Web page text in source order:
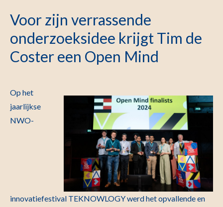
Voor zijn verrassende
onderzoeksidee krijgt Tim de
Coster een Open Mind
Op het
jaarlijkse
NWO-
innovatiefestival TEKNOWLOGY werd het opvallende en